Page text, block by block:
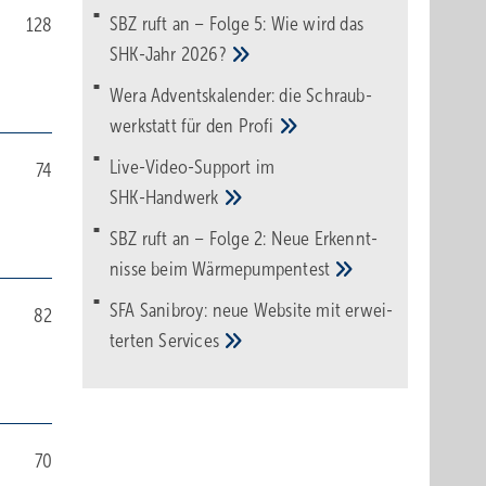
128
74
82
70
SBZ ruft an – Folge 5: Wie wird das
SHK-Jahr 2026?
Wera Adventskalender: die Schraub­
werk­statt für den Pro­fi
Live-Video-Support im
SHK-Handwerk
SBZ ruft an – Folge 2: Neue Erkennt­
nisse beimWärme­pumpen­test
SFA Sanibroy: neue Web­site mit erwei­
tertenServices